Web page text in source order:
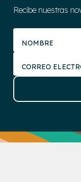
Recibe nuestras